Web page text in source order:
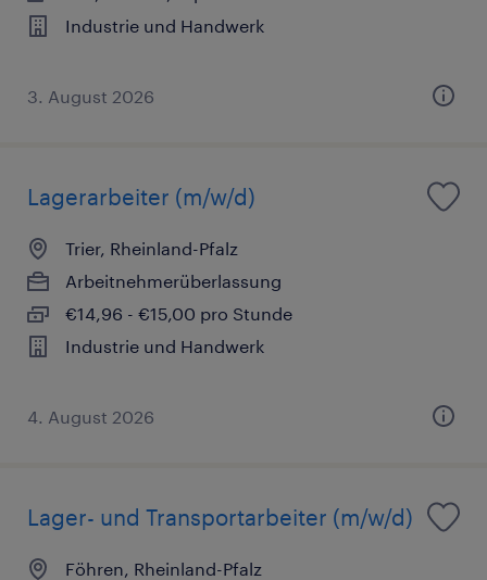
Industrie und Handwerk
3. August 2026
Lagerarbeiter (m/w/d)
Trier, Rheinland-Pfalz
Arbeitnehmerüberlassung
€14,96 - €15,00 pro Stunde
Industrie und Handwerk
4. August 2026
Lager- und Transportarbeiter (m/w/d)
Föhren, Rheinland-Pfalz